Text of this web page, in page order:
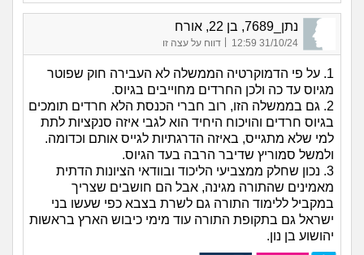
נתן_7689, בן 22, אורח
31/10/24 12:59 דווח על עצה זו
1. על פי הדמוקרטיה הממשלה לא העבירה חוק שפוטר
מגיוס עד כה ולכן החרדים מחוייבים בגיוס.
2. גם בממשלה הזו, רוב חברי הכנסת הלא חרדים תומכים
בגיוס חרדים והויכוח היחיד הוא לגבי איזה סנקציות לתת
למי שלא מתגייס, באיזה הדרגתיות לגייס אותם וכדומה.
ולמשל סמוריץ שדיבר הרבה בעד הגיוס.
3. נכון שחלק ממצביעי הליכוד ובוודאי הציונות הדתית
מאמינים שהתורה מגינה, אבל הם חושבים שצריך
במקביל ללימוד התורה גם לשרת בצבא כפי שעשו בני
ישראל גם בתקופת התורה עוד מימי כיבוש הארץ בראשות
יהושוע בן נון.